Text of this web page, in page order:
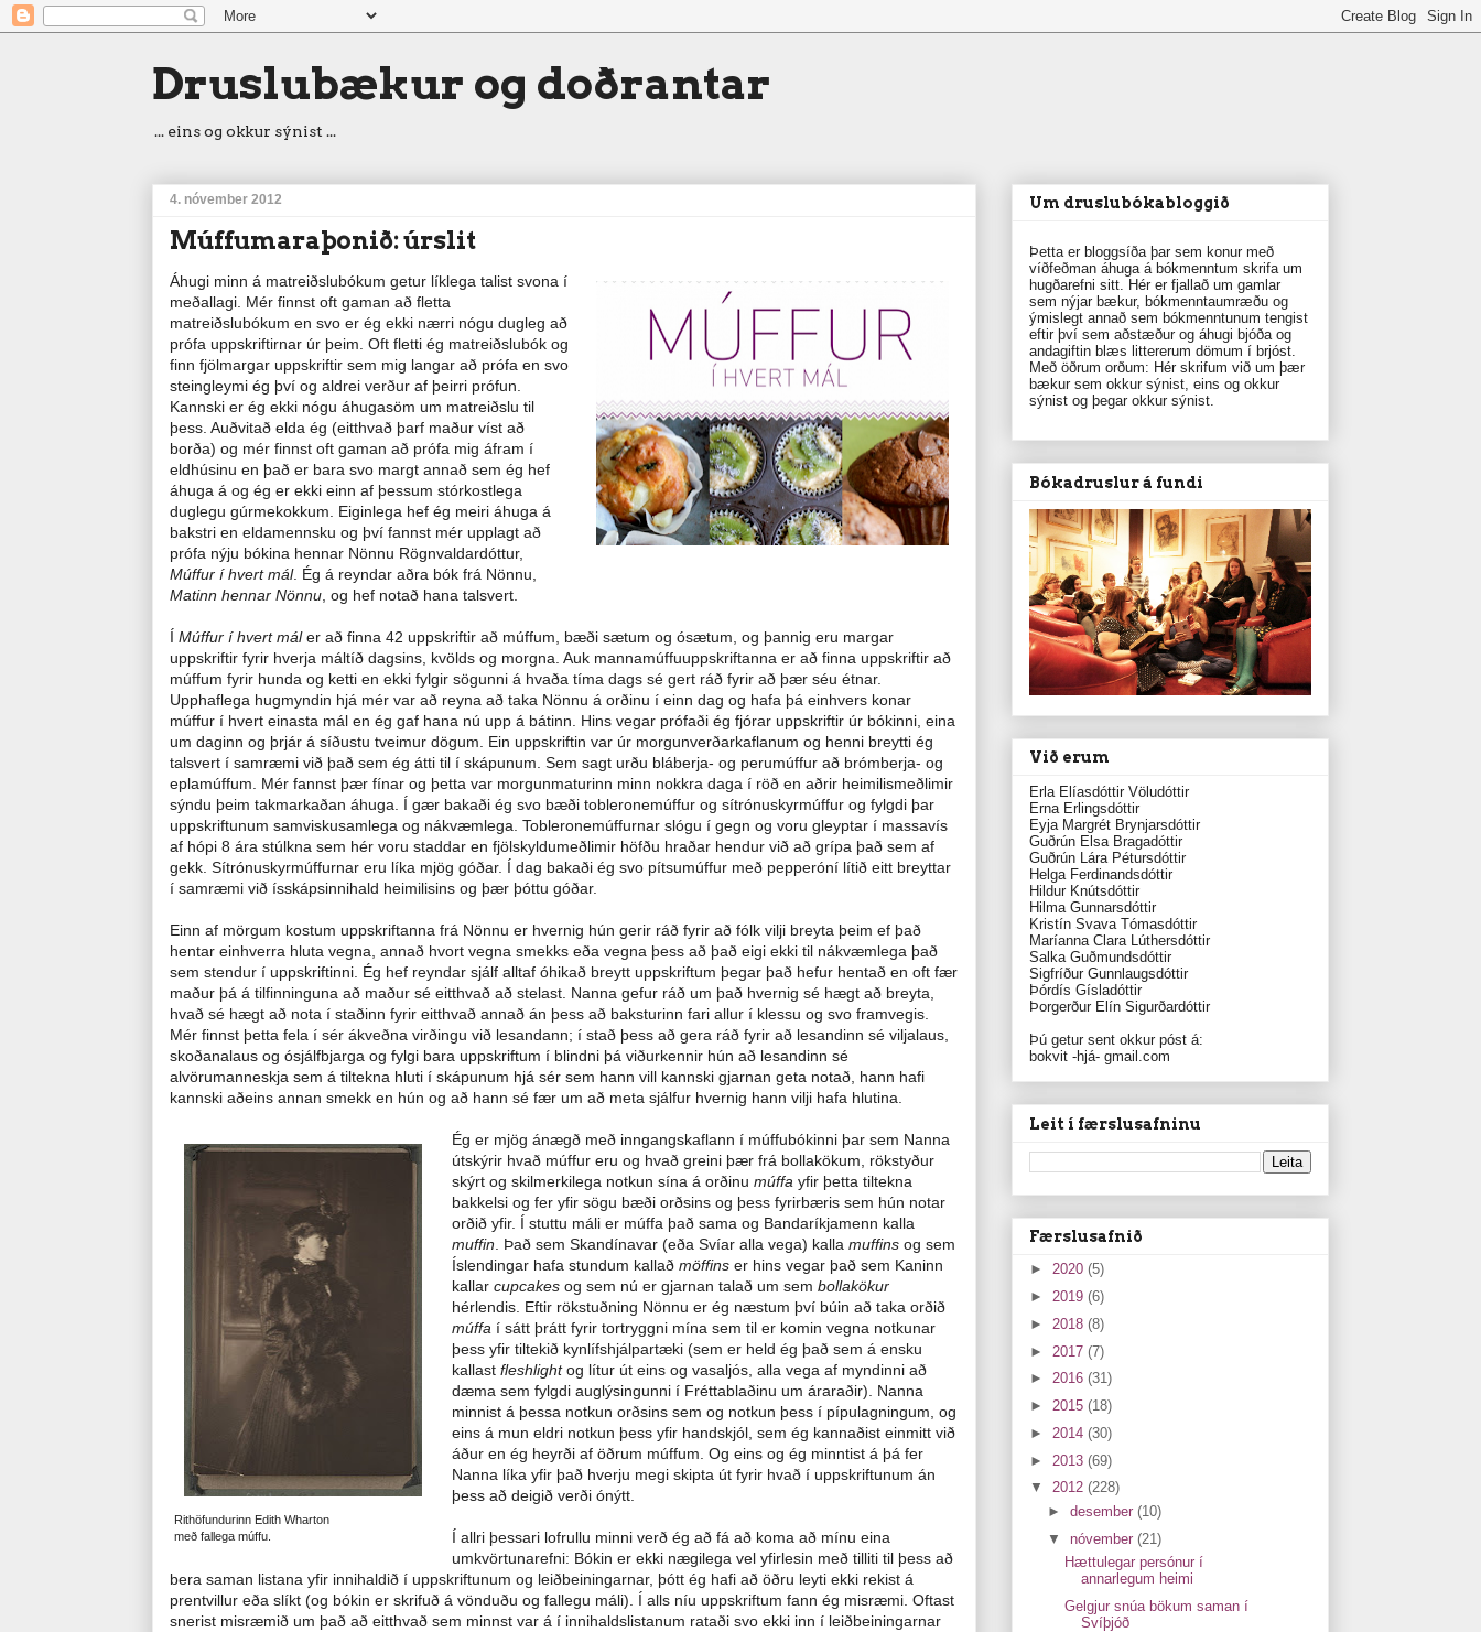
Druslubækur og doðrantar
... eins og okkur sýnist ...
4. nóvember 2012
Múffumaraþonið: úrslit
Áhugi minn á matreiðslubókum getur líklega talist svona í
meðallagi. Mér finnst oft gaman að fletta
matreiðslubókum en svo er ég ekki nærri nógu dugleg að
prófa uppskriftirnar úr þeim. Oft fletti ég matreiðslubók og
finn fjölmargar uppskriftir sem mig langar að prófa en svo
steingleymi ég því og aldrei verður af þeirri prófun.
Kannski er ég ekki nógu áhugasöm um matreiðslu til
þess. Auðvitað elda ég (eitthvað þarf maður víst að
borða) og mér finnst oft gaman að prófa mig áfram í
eldhúsinu en það er bara svo margt annað sem ég hef
áhuga á og ég er ekki einn af þessum stórkostlega
duglegu gúrmekokkum. Eiginlega hef ég meiri áhuga á
bakstri en eldamennsku og því fannst mér upplagt að
prófa nýju bókina hennar Nönnu Rögnvaldardóttur,
Múffur í hvert mál. Ég á reyndar aðra bók frá Nönnu,
Matinn hennar Nönnu , og hef notað hana talsvert.
Í Múffur í hvert máler að finna 42 uppskriftir að múffum, bæði sætum og ósætum, og þannig eru margar
uppskriftir fyrir hverja máltíð dagsins, kvölds og morgna. Auk mannamúffuuppskriftanna er að finna uppskriftir að
múffum fyrir hunda og ketti en ekki fylgir sögunni á hvaða tíma dags sé gert ráð fyrir að þær séu étnar.
Upphaflega hugmyndin hjá mér var að reyna að taka Nönnu á orðinu í einn dag og hafa þá einhvers konar
múffur í hvert einasta mál en ég gaf hana nú upp á bátinn. Hins vegar prófaði ég fjórar uppskriftir úr bókinni, eina
um daginn og þrjár á síðustu tveimur dögum. Ein uppskriftin var úr morgunverðarkaflanum og henni breytti ég
talsvert í samræmi við það sem ég átti til í skápunum. Sem sagt urðu bláberja- og perumúffur að brómberja- og
eplamúffum. Mér fannst þær fínar og þetta var morgunmaturinn minn nokkra daga í röð en aðrir heimilismeðlimir
sýndu þeim takmarkaðan áhuga. Í gær bakaði ég svo bæði tobleronemúffur og sítrónuskyrmúffur og fylgdi þar
uppskriftunum samviskusamlega og nákvæmlega. Tobleronemúffurnar slógu í gegn og voru gleyptar í massavís
af hópi 8 ára stúlkna sem hér voru staddar en fjölskyldumeðlimir höfðu hraðar hendur við að grípa það sem af
gekk. Sítrónuskyrmúffurnar eru líka mjög góðar. Í dag bakaði ég svo pítsumúffur með pepperóní lítið eitt breyttar
í samræmi við ísskápsinnihald heimilisins og þær þóttu góðar.
Einn af mörgum kostum uppskriftanna frá Nönnu er hvernig hún gerir ráð fyrir að fólk vilji breyta þeim ef það
hentar einhverra hluta vegna, annað hvort vegna smekks eða vegna þess að það eigi ekki til nákvæmlega það
sem stendur í uppskriftinni. Ég hef reyndar sjálf alltaf óhikað breytt uppskriftum þegar það hefur hentað en oft fær
maður þá á tilfinninguna að maður sé eitthvað að stelast. Nanna gefur ráð um það hvernig sé hægt að breyta,
hvað sé hægt að nota í staðinn fyrir eitthvað annað án þess að baksturinn fari allur í klessu og svo framvegis.
Mér finnst þetta fela í sér ákveðna virðingu við lesandann; í stað þess að gera ráð fyrir að lesandinn sé viljalaus,
skoðanalaus og ósjálfbjarga og fylgi bara uppskriftum í blindni þá viðurkennir hún að lesandinn sé
alvörumanneskja sem á tiltekna hluti í skápunum hjá sér sem hann vill kannski gjarnan geta notað, hann hafi
kannski aðeins annan smekk en hún og að hann sé fær um að meta sjálfur hvernig hann vilji hafa hlutina.
Rithöfundurinn Edith Wharton
með fallega múffu.
Ég er mjög ánægð með inngangskaflann í múffubókinni þar sem Nanna
útskýrir hvað múffur eru og hvað greini þær frá bollakökum, rökstyður
skýrt og skilmerkilega notkun sína á orðinu múffa yfir þetta tiltekna
bakkelsi og fer yfir sögu bæði orðsins og þess fyrirbæris sem hún notar
orðið yfir. Í stuttu máli er múffa það sama og Bandaríkjamenn kalla
muffin . Það sem Skandínavar (eða Svíar alla vega) kalla muffins og sem
Íslendingar hafa stundum kallað möffins er hins vegar það sem Kaninn
kallar cupcakes og sem nú er gjarnan talað um sem bollakökur
hérlendis. Eftir rökstuðning Nönnu er ég næstum því búin að taka orðið
múffa í sátt þrátt fyrir tortryggni mína sem til er komin vegna notkunar
þess yfir tiltekið kynlífshjálpartæki (sem er held ég það sem á ensku
kallast fleshlightog lítur út eins og vasaljós, alla vega af myndinni að
dæma sem fylgdi auglýsingunni í Fréttablaðinu um áraraðir). Nanna
minnist á þessa notkun orðsins sem og notkun þess í pípulagningum, og
eins á mun eldri notkun þess yfir handskjól, sem ég kannaðist einmitt við
áður en ég heyrði af öðrum múffum. Og eins og ég minntist á þá fer
Nanna líka yfir það hverju megi skipta út fyrir hvað í uppskriftunum án
þess að deigið verði ónýtt.
Í allri þessari lofrullu minni verð ég að fá að koma að mínu eina
umkvörtunarefni: Bókin er ekki nægilega vel yfirlesin með tilliti til þess að
bera saman listana yfir innihaldið í uppskriftunum og leiðbeiningarnar, þótt ég hafi að öðru leyti ekki rekist á
prentvillur eða slíkt (og bókin er skrifuð á vönduðu og fallegu máli). Í alls níu uppskriftum fann ég misræmi. Oftast
snerist misræmið um það að eitthvað sem minnst var á í innihaldslistanum rataði svo ekki inn í leiðbeiningarnar
Um druslubókabloggið
Þetta er bloggsíða þar sem konur með
víðfeðman áhuga á bókmenntum skrifa um
hugðarefni sitt. Hér er fjallað um gamlar
sem nýjar bækur, bókmenntaumræðu og
ýmislegt annað sem bókmenntunum tengist
eftir því sem aðstæður og áhugi bjóða og
andagiftin blæs littererum dömum í brjóst.
Með öðrum orðum: Hér skrifum við um þær
bækur sem okkur sýnist, eins og okkur
sýnist og þegar okkur sýnist.
Bókadruslur á fundi
Við erum
Erla Elíasdóttir Völudóttir
Erna Erlingsdóttir
Eyja Margrét Brynjarsdóttir
Guðrún Elsa Bragadóttir
Guðrún Lára Pétursdóttir
Helga Ferdinandsdóttir
Hildur Knútsdóttir
Hilma Gunnarsdóttir
Kristín Svava Tómasdóttir
Maríanna Clara Lúthersdóttir
Salka Guðmundsdóttir
Sigfríður Gunnlaugsdóttir
Þórdís Gísladóttir
Þorgerður Elín Sigurðardóttir
Þú getur sent okkur póst á:
bokvit -hjá- gmail.com
Leit í færslusafninu
Færslusafnið
► 2020 (5)
► 2019 (6)
► 2018 (8)
► 2017 (7)
► 2016 (31)
► 2015 (18)
► 2014 (30)
► 2013 (69)
▼ 2012 (228)
► desember (10)
▼ nóvember (21)
Hættulegar persónur í
annarlegum heimi
Gelgjur snúa bökum saman í
Svíþjóð